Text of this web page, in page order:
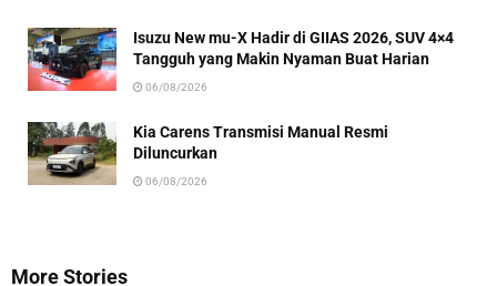
Isuzu New mu-X Hadir di GIIAS 2026, SUV 4×4
Tangguh yang Makin Nyaman Buat Harian
06/08/2026
Kia Carens Transmisi Manual Resmi
Diluncurkan
06/08/2026
More Stories